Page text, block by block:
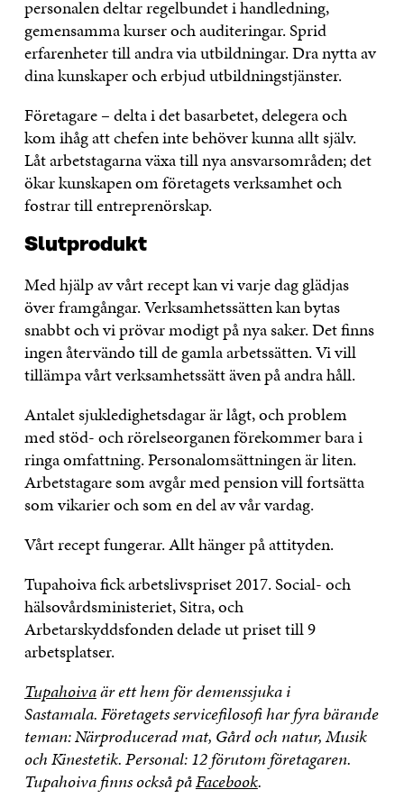
personalen deltar regelbundet i handledning,
gemensamma kurser och auditeringar. Sprid
erfarenheter till andra via utbildningar. Dra nytta av
dina kunskaper och erbjud utbildningstjänster.
Företagare – delta i det basarbetet, delegera och
kom ihåg att chefen inte behöver kunna allt själv.
Låt arbetstagarna växa till nya ansvarsområden; det
ökar kunskapen om företagets verksamhet och
fostrar till entreprenörskap.
Slutprodukt
Med hjälp av vårt recept kan vi varje dag glädjas
över framgångar. Verksamhetssätten kan bytas
snabbt och vi prövar modigt på nya saker. Det finns
ingen återvändo till de gamla arbetssätten. Vi vill
tillämpa vårt verksamhetssätt även på andra håll.
Antalet sjukledighetsdagar är lågt, och problem
med stöd- och rörelseorganen förekommer bara i
ringa omfattning. Personalomsättningen är liten.
Arbetstagare som avgår med pension vill fortsätta
som vikarier och som en del av vår vardag.
Vårt recept fungerar. Allt hänger på attityden.
Tupahoivafick arbetslivspriset 2017. Social- och
hälsovårdsministeriet, Sitra, och
Arbetarskyddsfonden delade ut priset till 9
arbetsplatser.
Tupahoivaär ett hem för demenssjuka i
Sastamala.Företagets servicefilosofi har fyra bärande
teman: Närproducerad mat, Gård och natur, Musik
och Kinestetik.Personal: 12 förutom företagaren.
Tupahoiva finns också påFacebook.